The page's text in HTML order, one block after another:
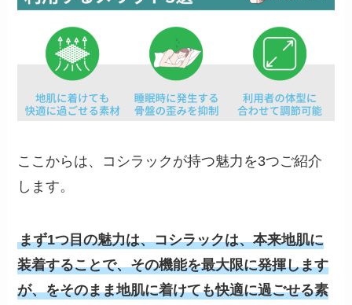
ここからは、コシラックが持つ魅力を3つご紹介
します。
まず1つ目の魅力は、コシラックは、本来地肌に
装着することで、その機能を最大限に発揮します
が、をそのまま地肌に着けても快適に過ごせる素